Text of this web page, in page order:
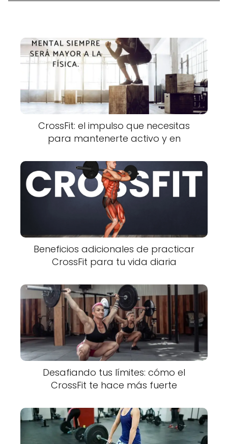
CrossFit: el impulso que necesitas
para mantenerte activo y en
Beneficios adicionales de practicar
CrossFit para tu vida diaria
Desafiando tus límites: cómo el
CrossFit te hace más fuerte